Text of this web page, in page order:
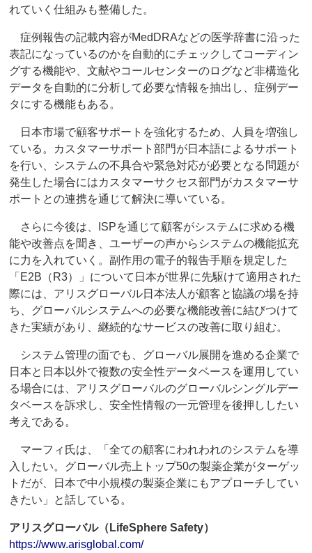
れていく仕組みも整備した。
症例報告の記載内容がMedDRAなどの医学辞書に沿った
表記になっているのかを自動的にチェックしてコーディン
グする機能や、文献やコールセンターのログなど非構造化
データを自動的に分析して必要な情報を抽出し、症例デー
タにする機能もある。
日本市場で顧客サポートを強化するため、人員を増強し
ている。カスタマーサポート部門が日本語によるサポート
を行い、システムの不具合や緊急対応が必要となる問題が
発生した場合にはカスタマーサクセス部門がカスタマーサ
ポートとの連携を通じて解決に導いている。
さらに今後は、ISPを通じて顧客がシステムに求める機
能や改善点を聞き、ユーザーの声からシステムの機能拡充
に力を入れていく。副作用の電子的報告手順を規定した
「E2B（R3）」について日本が世界に先駆けて適用された
際には、アリスグローバル日本法人が顧客と協議の場を持
ち、グローバルシステムへの必要な機能改善に結びつけて
きた実績があり、継続的なサービスの改善に取り組む。
システム管理の面でも、グローバル展開を進める企業で
日本と日本以外で複数の安全性データベースを運用してい
る場合には、アリスグローバルのグローバルシングルデー
タベースを訴求し、安全性情報の一元管理を後押ししたい
考えである。
マーフィ氏は、「全ての顧客にわれわれのシステムを導
入したい。グローバル売上トップ50の製薬企業がターゲッ
トだが、日本で中小規模の製薬企業にもアプローチしてい
きたい」と話している。
アリスグローバル（LifeSphere Safety）
https://www.arisglobal.com/